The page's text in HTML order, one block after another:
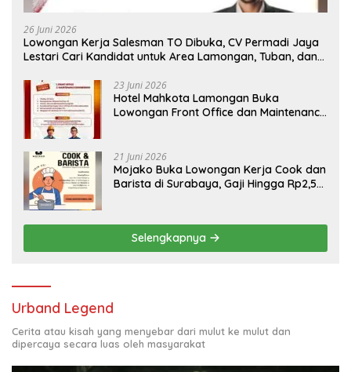
26 Juni 2026
Lowongan Kerja Salesman TO Dibuka, CV Permadi Jaya
Lestari Cari Kandidat untuk Area Lamongan, Tuban, dan
23 Juni 2026
Hotel Mahkota Lamongan Buka
Lowongan Front Office dan Maintenance
21 Juni 2026
Mojako Buka Lowongan Kerja Cook dan
Barista di Surabaya, Gaji Hingga Rp2,5
Selengkapnya
Urband Legend
Cerita atau kisah yang menyebar dari mulut ke mulut dan
dipercaya secara luas oleh masyarakat